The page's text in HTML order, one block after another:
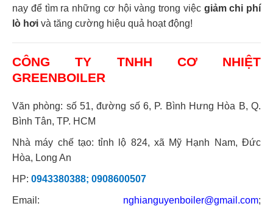
nay để tìm ra những cơ hội vàng trong việc giảm chi phí
lò hơi và tăng cường hiệu quả hoạt động!
CÔNG TY TNHH CƠ NHIỆT
GREENBOILER
Văn phòng: số 51, đường số 6, P. Bình Hưng Hòa B, Q.
Bình Tân, TP. HCM
Nhà máy chế tạo: tỉnh lộ 824, xã Mỹ Hạnh Nam, Đức
Hòa, Long An
HP: 0943380388; 0908600507
Email: nghianguyenboiler@gmail.com;